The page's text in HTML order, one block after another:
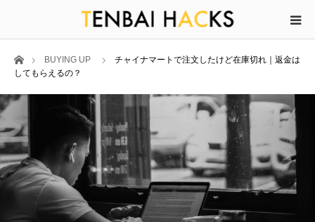
ホームBUYING UP
チャイナマートで注文したけど在庫切れ｜返金は
してもらえるの？